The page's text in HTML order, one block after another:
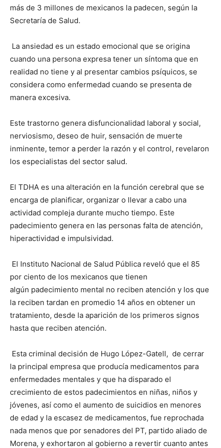
más de 3 millones de mexicanos la padecen, según la
Secretaría de Salud.
La ansiedad es un estado emocional que se origina
cuando una persona expresa tener un síntoma que en
realidad no tiene y al presentar cambios psíquicos, se
considera como enfermedad cuando se presenta de
manera excesiva.
Este trastorno genera disfuncionalidad laboral y social,
nerviosismo, deseo de huir, sensación de muerte
inminente, temor a perder la razón y el control, revelaron
los especialistas del sector salud.
El TDHA es una alteración en la función cerebral que se
encarga de planificar, organizar o llevar a cabo una
actividad compleja durante mucho tiempo. Este
padecimiento genera en las personas falta de atención,
hiperactividad e impulsividad.
El Instituto Nacional de Salud Pública reveló que el 85
por ciento de los mexicanos que tienen
algún padecimiento mental no reciben atención y los que
la reciben tardan en promedio 14 años en obtener un
tratamiento, desde la aparición de los primeros signos
hasta que reciben atención.
Esta criminal decisión de Hugo López-Gatell, de cerrar
la principal empresa que producía medicamentos para
enfermedades mentales y que ha disparado el
crecimiento de estos padecimientos en niñas, niños y
jóvenes, así como el aumento de suicidios en menores
de edad y la escasez de medicamentos, fue reprochada
nada menos que por senadores del PT, partido aliado de
Morena, y exhortaron al gobierno a revertir cuanto antes